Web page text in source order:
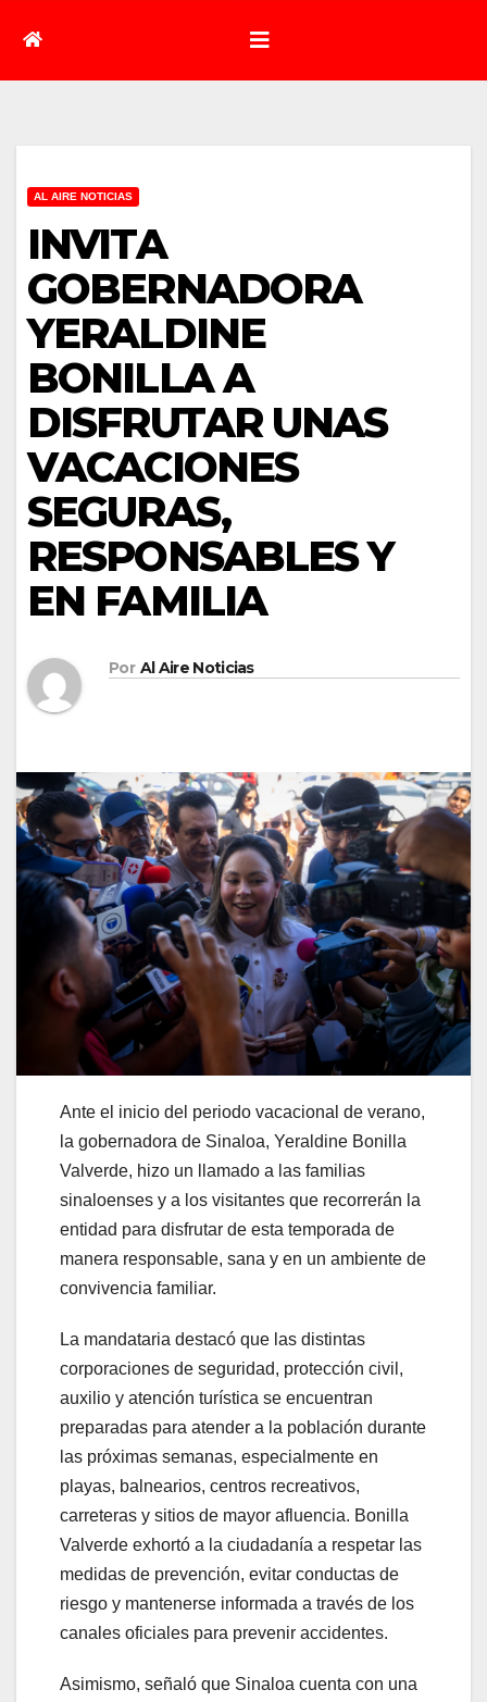
AL AIRE NOTICIAS
INVITA
GOBERNADORA
YERALDINE
BONILLA A
DISFRUTAR UNAS
VACACIONES
SEGURAS,
RESPONSABLES Y
EN FAMILIA
Por Al Aire Noticias
Ante el inicio del periodo vacacional de verano,
la gobernadora de Sinaloa, Yeraldine Bonilla
Valverde, hizo un llamado a las familias
sinaloenses y a los visitantes que recorrerán la
entidad para disfrutar de esta temporada de
manera responsable, sana y en un ambiente de
convivencia familiar.
La mandataria destacó que las distintas
corporaciones de seguridad, protección civil,
auxilio y atención turística se encuentran
preparadas para atender a la población durante
las próximas semanas, especialmente en
playas, balnearios, centros recreativos,
carreteras y sitios de mayor afluencia. Bonilla
Valverde exhortó a la ciudadanía a respetar las
medidas de prevención, evitar conductas de
riesgo y mantenerse informada a través de los
canales oficiales para prevenir accidentes.
Asimismo, señaló que Sinaloa cuenta con una